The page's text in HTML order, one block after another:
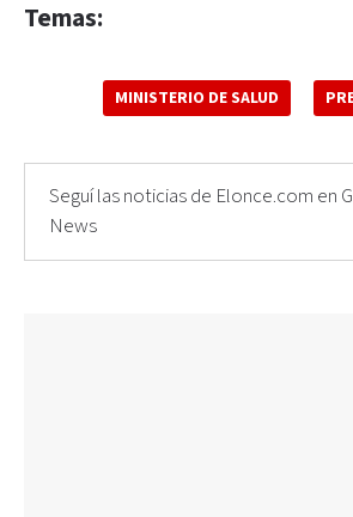
Temas:
MINISTERIO DE SALUD
Seguí las noticias de Elonce.com en
News